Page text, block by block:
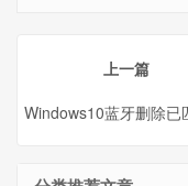
上一篇
Windows10蓝牙删除